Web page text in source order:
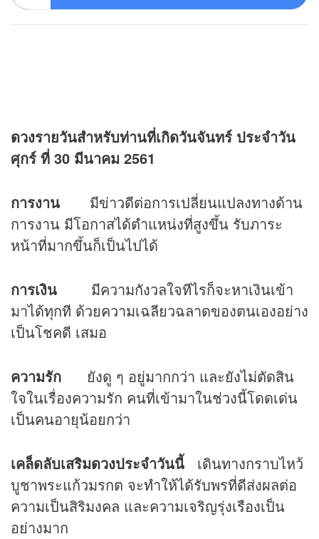
ดวงรายวันสำหรับท่านที่เกิดวันจันทร์ ประจำวัน
ศุกร์ ที่ 30 มีนาคม 2561
การงาน มีข่าวดีต่อการเปลี่ยนแปลงทางด้าน
การงาน มีโอกาสได้ตำแหน่งที่สูงขึ้น รับภาระ
หน้าที่มากขึ้นก็เป็นไปได้
การเงิน มีความกังวลใจทีไรก็จะหาเงินเข้า
มาได้ทุกที ด้วยความเฉลียวฉลาดของตนเองอย่าง
เป็นโชคดี เสมอ
ความรัก ยังดู ๆ อยู่มากกว่า และยังไม่ตัดสิน
ใจในเรื่องความรัก คนที่เข้ามาในช่วงนี้โดดเด่น
เป็นคนอายุน้อยกว่า
เคล็ดลับเสริมดวงประจำวันนี้ เดินทางกราบไหว้
บูชาพระแก้วมรกต จะทำให้ได้รับพรที่ดีส่งผลต่อ
ความเป็นสิริมงคล และความเจริญรุ่งเรืองเป็น
อย่างมาก